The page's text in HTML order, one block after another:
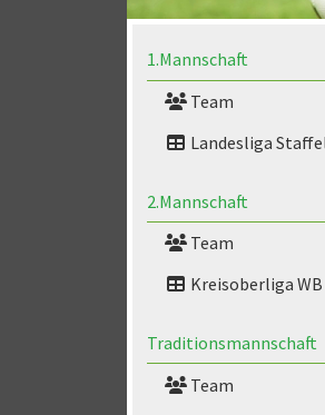
1.Mannschaft
Team
Landesliga
2.Mannschaft
Team
Kreisoberliga WB
Traditionsmannschaft
Team